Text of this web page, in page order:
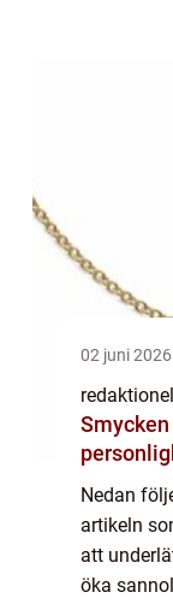
02 juni 2026
redaktionel
Nedan
artikeln
att
öka